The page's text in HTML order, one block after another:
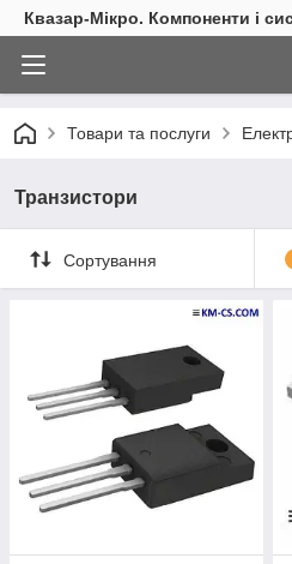
Квазар-Мікро. Компоненти і
Товари та послуги
Транзистори
Сортування